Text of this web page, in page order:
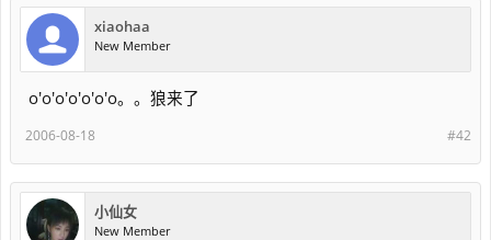
xiaohaa
New Member
o'o'o'o'o'o'o。。狼来了
#42
2006-08-18
小仙女
New Member